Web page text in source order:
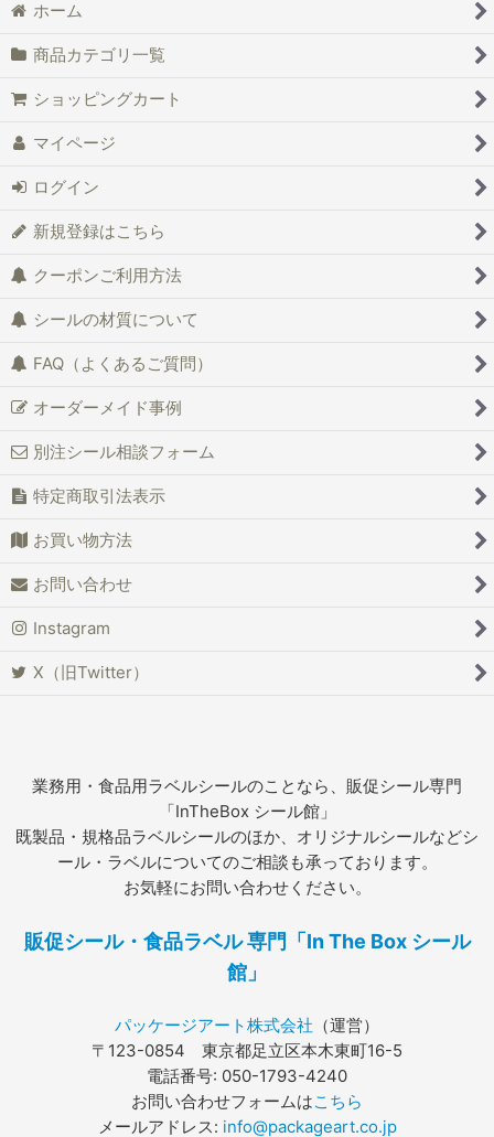
ホーム
商品カテゴリ一覧
ショッピングカート
マイページ
ログイン
新規登録はこちら
クーポンご利用方法
シールの材質について
FAQ（よくあるご質問）
オーダーメイド事例
別注シール相談フォーム
特定商取引法表示
お買い物方法
お問い合わせ
Instagram
X（旧Twitter）
業務用・食品用ラベルシールのことなら、販促シール専門
「InTheBox シール館」
既製品・規格品ラベルシールのほか、オリジナルシールなどシ
ール・ラベルについてのご相談も承っております。
お気軽にお問い合わせください。
販促シール・食品ラベル 専門「In The Box シール
館」
パッケージアート株式会社 （運営）
〒123-0854 東京都足立区本木東町16-5
電話番号: 050-1793-4240
お問い合わせフォームはこちら
メールアドレス: info@packageart.co.jp